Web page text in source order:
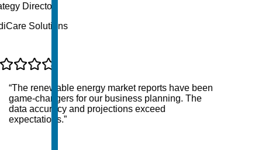
Director
Solutions
The renewable energy market reports have been
game-changers for our business planning. The
data accuracy and projections exceed
expectations.”